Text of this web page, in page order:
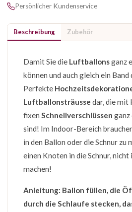
Persönlicher Kundenservice
Beschreibung Zubehör
Damit Sie die Luftballonsganz
können und auch gleich ein Band
Perfekte
Luftballonsträusse dar, die mit
fixen Schnellverschlüssen ganz
sind! Im Indoor-Bereich
in den Ballon oder die Schnur zu
einen Knoten in die Schnur,
machen!
Anleitung: Ballon füllen, die
durch die Schlaufe stecken,